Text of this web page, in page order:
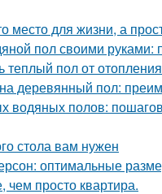
место для жизни, а
пол своими руками:
теплый пол от
деревянный пол:
водяных полов:
стола вам нужен
оптимальные
чем просто квартира.